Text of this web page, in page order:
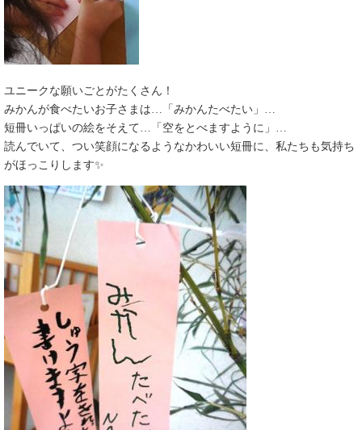
ユニークな願いごとがたくさん！
みかんが食べたいお子さまは…「みかんたべたい」…
短冊いっぱいの絵をそえて…「空をとべますように」…
読んでいて、つい笑顔になるようなかわいい短冊に、私たちも気持ち
がほっこりします✨